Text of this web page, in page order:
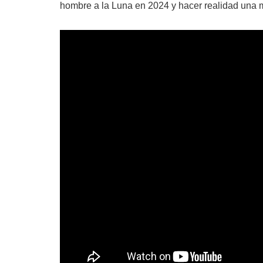
hombre a la Luna en 2024 y hacer realidad una